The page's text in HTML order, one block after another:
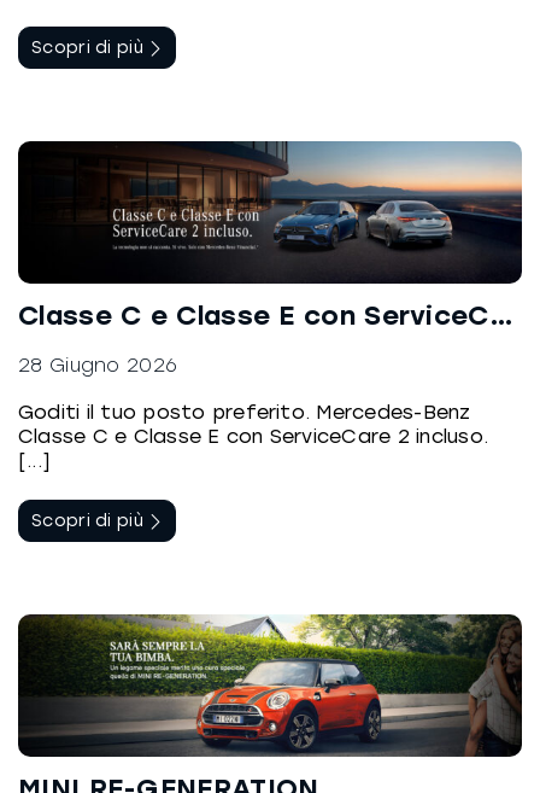
Scopri di più
Classe C e Classe E con ServiceCare 2 incluso
28 Giugno 2026
Goditi il tuo posto preferito. Mercedes-Benz
Classe C e Classe E con ServiceCare 2 incluso.
[...]
Scopri di più